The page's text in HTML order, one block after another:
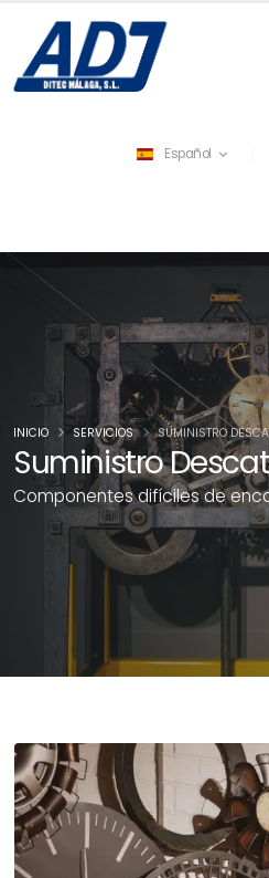
Español
Suministro
Componentes difíciles de
INICIO SERVICIOS SUMINISTRO